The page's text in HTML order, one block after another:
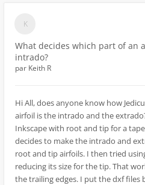
What decides which part of an
intrado?
par Keith R
Hi All, does anyone know how
airfoil is the intrado and the
Inkscape with root and tip for a
decides to make the intrado and
root and tip airfoils. I then tried
reducing its size for the tip. That
the trailing edges. I put the dxf files